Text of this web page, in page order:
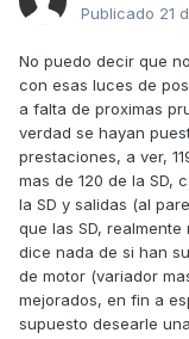
Publicado 21
No puedo decir que
con esas luces de
a falta de proximas
verdad se hayan
prestaciones, a ver,
mas de 120 de la SD,
la SD y salidas (al
que las SD,
dice nada de si han
de motor (variador
mejorados, en fin a
supuesto desearle